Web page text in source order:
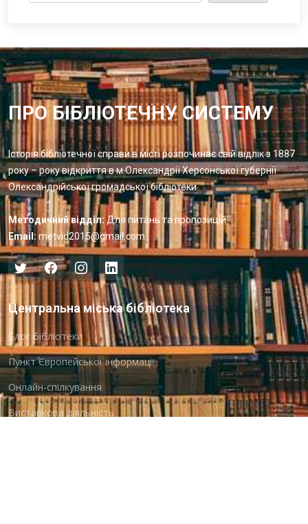
ПРО БІБЛІОТЕЧНУ СИСТЕМУ
Історія бібліотечної справи в місті розпочинає свій відлік з 1887
року – року відкриття в м.Олександрії Херсонської губернії
Олександрійської громадської бібліотеки
Методичний відділ: Для питань та пропозицій
Email: metvid2015@gmail.com
Центральна міська бібліотека
Блог бібліотеки
Пункт Європейської інформації
Онлайн-спілкування
Виставкова діяльність